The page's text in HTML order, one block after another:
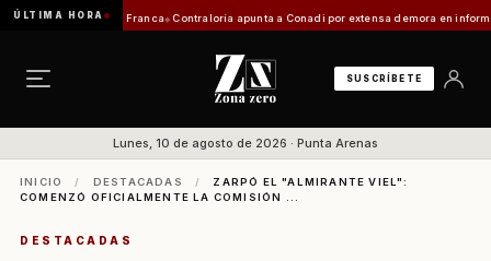
ÚLTIMA HORA
de Zona Franca Contraloría apunta a Conadi por extensa demora en informe
SUSCRÍBETE
Lunes, 10 de agosto de 2026 · Punta Arenas
INICIO / DESTACADAS /
ZARPÓ EL "ALMIRANTE VIEL":
COMENZÓ OFICIALMENTE LA COMISIÓN ...
DESTACADAS